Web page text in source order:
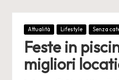
Posted
Attualità Lifestyle Senza
Feste in
migliori